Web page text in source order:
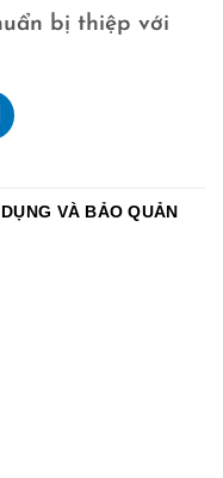
bị thiệp với
VÀ BẢO QUẢN